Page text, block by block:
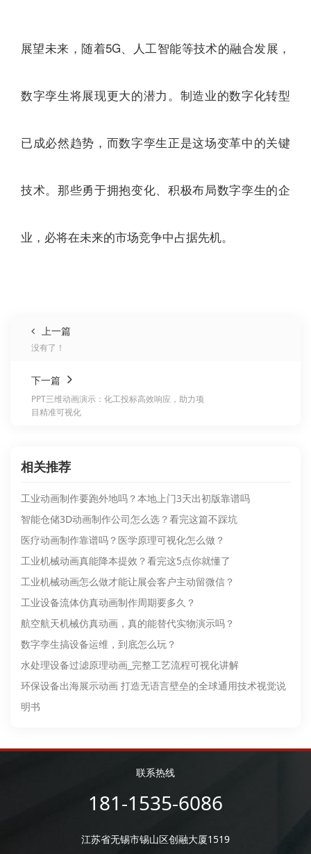
展望未来，随着5G、人工智能等技术的融合发展，
数字孪生将展现更大的潜力。制造业的数字化转型
已成必然趋势，而数字孪生正是这场变革中的关键
技术。那些勇于拥抱变化、积极布局数字孪生的企
业，必将在未来的市场竞争中占据先机。
上一篇
没有了！
下一篇
PPT三维动画演示：化工投标高效响应，助力项
目精准可视化
相关推荐
工业动画制作要跑外地吗？本地上门3天出初版靠谱吗
智能仓储3D动画制作公司怎么选？看完这篇不踩坑
医疗动画制作靠谱吗？医学原理可视化怎么做？
工业机械动画​真能降本提效？看完这5点你就懂了
工业机械动画怎么做才能让展会客户主动留微信？
工业设备流体仿真动画​制作周期要多久？
航空航天机械仿真动画，真的能替代实物演示吗？
数字孪生搞设备运维，到底怎么玩？
水处理设备过滤原理动画_完整工艺流程可视化讲解
环保设备出海展示动画 打造无语言壁垒的全球通用技术视觉说
明书
联系热线
181-1535-6086
江苏省无锡市锡山区创融大厦1519